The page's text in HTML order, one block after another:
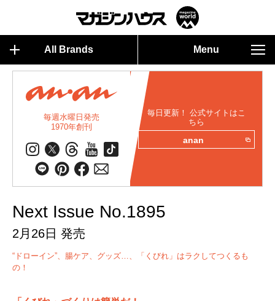
All Brands Menu
毎週水曜日発売
1970年創刊
毎日更新！ 公式サイトはこ
ちら
anan
Next Issue No.1895
2月26日 発売
“ドローイン”、腸ケア、グッズ…、「くびれ」はラクしてつくるも
の！